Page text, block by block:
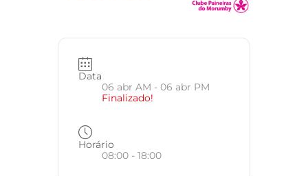
Data
06 abr AM - 06 abr PM
Finalizado!
Horário
08:00 - 18:00